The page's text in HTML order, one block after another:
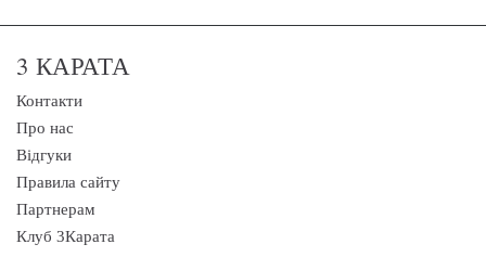
3 КАРАТА
Контакти
Про нас
Відгуки
Правила сайту
Партнерам
Клуб 3Карата